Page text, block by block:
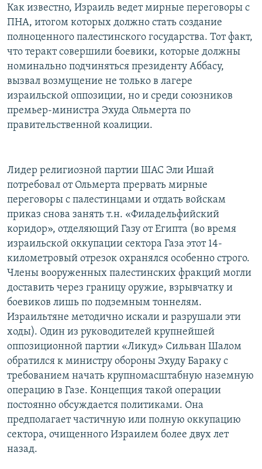
Как известно, Израиль ведет мирные переговоры с
ПНА, итогом которых должно стать создание
полноценного палестинского государства. Тот факт,
что теракт совершили боевики, которые должны
номинально подчиняться президенту Аббасу,
вызвал возмущение не только в лагере
израильской оппозиции, но и среди союзников
премьер-министра Эхуда Ольмерта по
правительственной коалиции.
Лидер религиозной партии ШАС Эли Ишай
потребовал от Ольмерта прервать мирные
переговоры с палестинцами и отдать войскам
приказ снова занять т.н. «Филадельфийский
коридор», отделяющий Газу от Египта (во время
израильской оккупации сектора Газа этот 14-
километровый отрезок охранялся особенно строго.
Члены вооруженных палестинских фракций могли
доставить через границу оружие, взрывчатку и
боевиков лишь по подземным тоннелям.
Израильтяне методично искали и разрушали эти
ходы). Один из руководителей крупнейшей
оппозиционной партии «Ликуд» Сильван Шалом
обратился к министру обороны Эхуду Бараку с
требованием начать крупномасштабную наземную
операцию в Газе. Концепция такой операции
постоянно обсуждается политиками. Она
предполагает частичную или полную оккупацию
сектора, очищенного Израилем более двух лет
назад.